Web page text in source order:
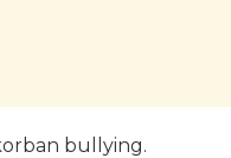
bullying.